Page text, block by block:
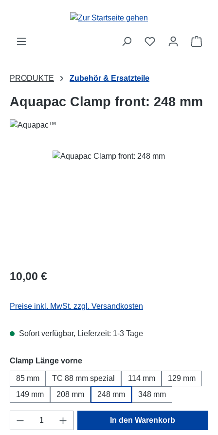
Zum Hauptinhalt springen
PRODUKTE Zubehör & Ersatzteile
Aquapac Clamp front: 248 mm
Bildergalerie überspringen
Regulärer Preis:
10,00 €
Preise inkl. MwSt. zzgl. Versandkosten
Sofort verfügbar, Lieferzeit: 1-3 Tage
Clamp Länge vorneauswählen
85 mm TC 88 mm spezial 114 mm
129 mm
149 mm
208 mm 248 mm 348 mm
Produkt Anzahl: Gib den gewünschten
In den Warenkorb